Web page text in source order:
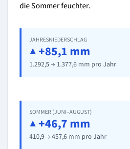
die Sommer feuchter.
JAHRESNIEDERSCHLAG
▲ +85,1 mm
1.292,5 → 1.377,6 mm pro Jahr
SOMMER (JUNI–AUGUST)
▲ +46,7 mm
410,9 → 457,6 mm pro Jahr